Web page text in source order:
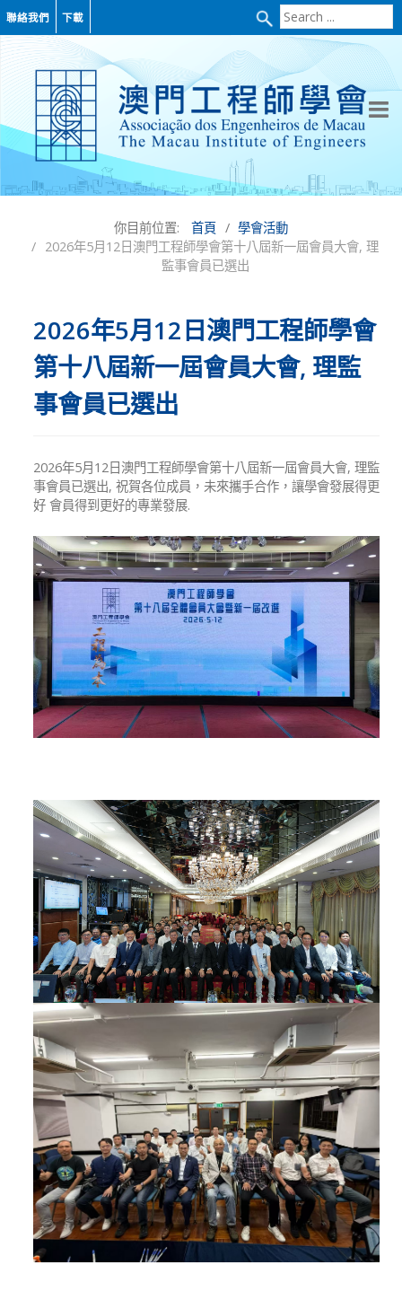
聯絡我們 下載
Search
...
你目前位置: 首頁
學會活動
2026年5月12日澳門工程師學會第十八屆新一屆會員大會, 理
監事會員已選出
2026年5月12日澳門工程師學會
第十八屆新一屆會員大會, 理監
事會員已選出
2026年5月12日澳門工程師學會第十八屆新一屆會員大會, 理監
事會員已選出, 祝賀各位成員，未來攜手合作，讓學會發展得更
好 會員得到更好的專業發展.